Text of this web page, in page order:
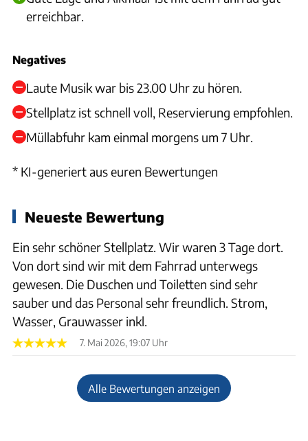
erreichbar.
Negatives
Laute Musik war bis 23.00 Uhr zu hören.
Stellplatz ist schnell voll, Reservierung empfohlen.
Müllabfuhr kam einmal morgens um 7 Uhr.
* KI-generiert aus euren Bewertungen
Neueste Bewertung
Ein sehr schöner Stellplatz. Wir waren 3 Tage dort.
Von dort sind wir mit dem Fahrrad unterwegs
gewesen. Die Duschen und Toiletten sind sehr
sauber und das Personal sehr freundlich. Strom,
Wasser, Grauwasser inkl.
7. Mai 2026, 19:07 Uhr
Alle Bewertungen anzeigen